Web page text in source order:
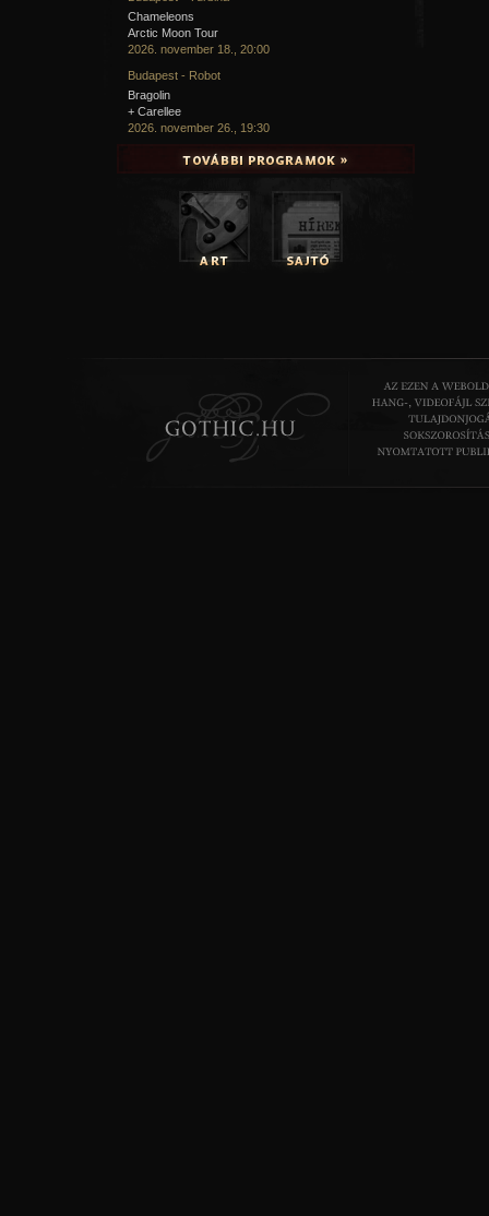
Chameleons
Arctic Moon Tour
2026. november 18., 20:00
Budapest - Robot
Bragolin
+ Carellee
2026. november 26., 19:30